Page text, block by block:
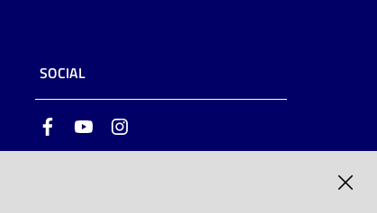
SOCIAL
FacebookYoutube